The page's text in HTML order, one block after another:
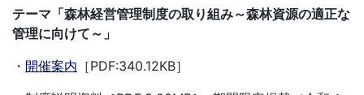
テーマ「森林経営管理制度の取り組み～森林資源の適正な
管理に向けて～」
・ 開催案内 ［PDF:340.12KB］